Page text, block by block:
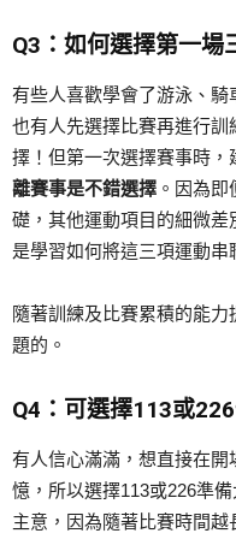
Q3：如何選擇第一場
有些人喜歡學會了游泳、騎
也有人先選擇比賽再進行
擇！但第一次選擇賽事時，
離賽事是不錯選擇 。因為
礎，其他運動項目的細微
是學習如何將這三項運動串
隨著訓練及比賽累積的能
題的。
Q4：可選擇113或
有人信心滿滿，想直接在開
憶，所以選擇113或226準
主意，因為隨著比賽時間越